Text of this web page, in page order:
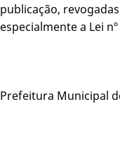
publicação,
especialmente a Lei
Prefeitura Municipal